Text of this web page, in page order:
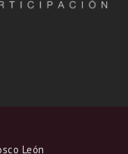
León